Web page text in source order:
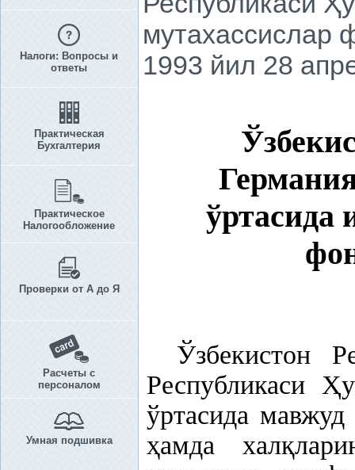
Налоги: Вопросы и
ответы
Практическая
Бухгалтерия
Практическое
Налогообложение
Проверки от А до Я
Расчеты с
персоналом
Умная подшивка
мутахассислар
1993 йил 28
ўртасида
Ўзбекистон
Республикаси Ҳ
ўртасида мавжуд
ҳамда халқ